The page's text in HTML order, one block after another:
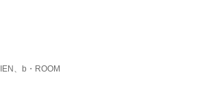
、b・ROOM